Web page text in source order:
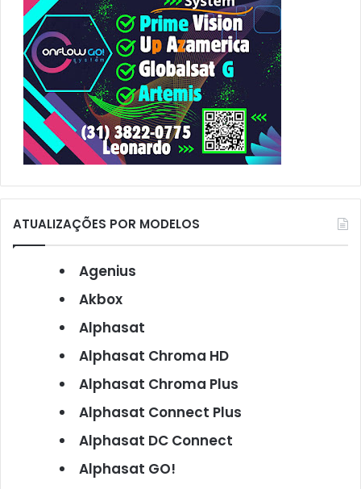
ATUALIZAÇÕES POR MODELOS
Agenius
Akbox
Alphasat
Alphasat Chroma HD
Alphasat Chroma Plus
Alphasat Connect Plus
Alphasat DC Connect
Alphasat GO!